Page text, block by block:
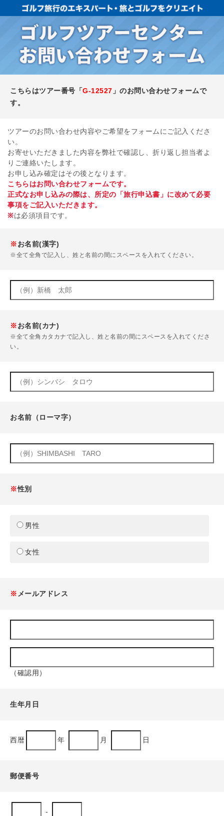
こちらはツアー番号「G-12527 」のお問い合わせフォームで
す。
ツアーのお問い合わせ内容やご希望をフォームにご記入くださ
い。
お寄せいただきました内容を弊社で確認し、折り返し担当者よ
りご連絡いたします。
お申し込み確定はその後となります。
こちらはお問い合わせフォームです。
正式なお申し込みの際は、所定の「旅行申込書」に改めて必要
事項をご記入いただきます。
※は必須項目です。
※お名前(漢字)
※全て全角で記入し、姓と名前の間にスペースを入れてください。
※お名前(カナ)
※全て全角カタカナで記入し、姓と名前の間にスペースを入れてくださ
い。
お名前（ローマ字）
※性別
男性
女性
※ メールアドレス
（確認用）
生年月日
西暦 年 月 日
郵便番号
-